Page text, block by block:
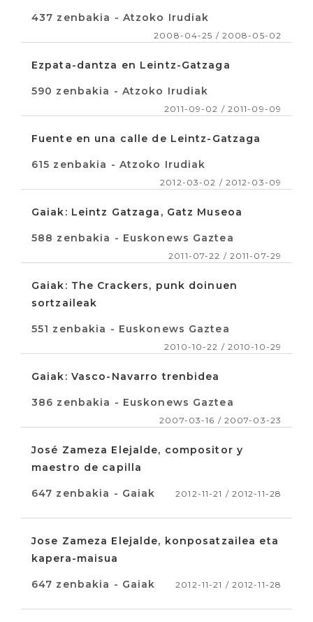
437 zenbakia - Atzoko Irudiak
2008-04-25 / 2008-05-02
Ezpata-dantza en Leintz-Gatzaga
590 zenbakia - Atzoko Irudiak
2011-09-02 / 2011-09-09
Fuente en una calle de Leintz-Gatzaga
615 zenbakia - Atzoko Irudiak
2012-03-02 / 2012-03-09
Gaiak: Leintz Gatzaga, Gatz Museoa
588 zenbakia - Euskonews Gaztea
2011-07-22 / 2011-07-29
Gaiak: The Crackers, punk doinuen
sortzaileak
551 zenbakia - Euskonews Gaztea
2010-10-22 / 2010-10-29
Gaiak: Vasco-Navarro trenbidea
386 zenbakia - Euskonews Gaztea
2007-03-16 / 2007-03-23
José Zameza Elejalde, compositor y
maestro de capilla
647 zenbakia - Gaiak 2012-11-21 / 2012-11-28
Jose Zameza Elejalde, konposatzailea eta
kapera-maisua
647 zenbakia - Gaiak 2012-11-21 / 2012-11-28